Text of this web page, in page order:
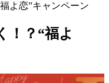
よ恋”キャンペーン
！？“福よ